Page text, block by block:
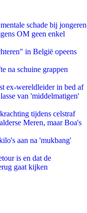
schade bij jongeren
OM geen enkel
in België opeens
na schuine grappen
ex-wereldleider in bed af
van 'middelmatigen'
tijdens celstraf
Meren, maar Boa's
aan na 'mukbang'
is en dat de
gaat kijken